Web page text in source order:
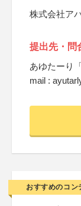
株式会社ア
提出先・問
あゆたーり
mail :
おすすめのコン